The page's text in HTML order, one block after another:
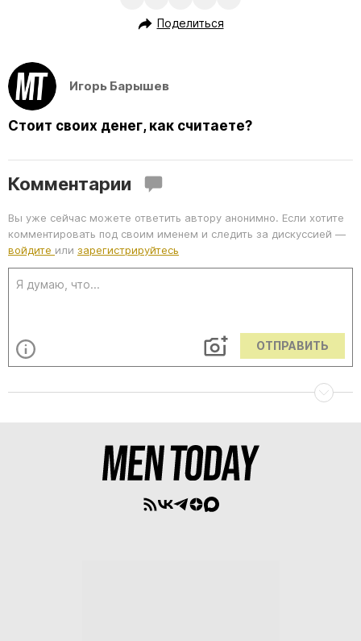
Поделиться
Игорь Барышев
Стоит своих денег, как считаете?
Комментарии
Вы уже сейчас можете ответить автору анонимно. Если хотите
комментировать под своим именем и следить за дискуссией —
войдите или зарегистрируйтесь
ОТПРАВИТЬ